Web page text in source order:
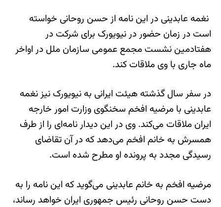
نغمه عابدینی در این نامه از حسن روحانی خواسته
است در زمان حضور در نیویورک برای شرکت در
هفتادمین نشست مجمع عمومی سازمان ملل در اواخر
ماه جاری با وی ملاقات کند.
در سفر سال گذشته هیئت ایرانی به نیویورک نیز نغمه
عابدینی با مرضیه افخم سخنگوی وزارت امور خارجه
ایران ملاقات می‌کند. وی در این دیدار نامه‌ای را از طرف
همسرش به خانم افخم می‌دهد که در آن تقاضای
رسیدگی مجدد به پرونده او مطرح شده است.
مرضیه افخم به خانم عابدینی می‌گوید که این نامه را به
دست حسن روحانی رئیس جمهوری ایران خواهد رساند،